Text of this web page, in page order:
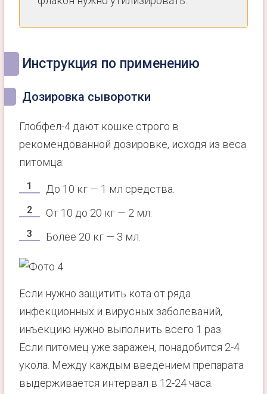
Инструкция по применению
Дозировка сыворотки
Глобфел-4 дают кошке строго в
рекомендованной дозировке, исходя из веса
питомца:
До 10 кг — 1 мл средства.
От 10 до 20 кг — 2 мл.
Более 20 кг — 3 мл.
Если нужно защитить кота от ряда
инфекционных и вирусных заболеваний,
инъекцию нужно выполнить всего 1 раз.
Если питомец уже заражен, понадобится 2-4
укола. Между каждым введением препарата
выдерживается интервал в 12-24 часа.